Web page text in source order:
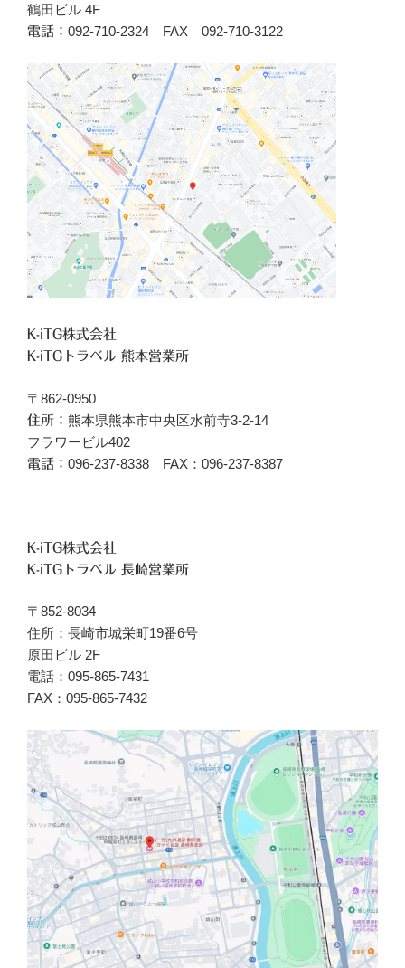
鶴田ビル 4F
電話： 092-710-2324 FAX 092-710-3122
K-iTG株式会社
K-iTGトラベル 熊本営業所
〒862-0950
住所： 熊本県熊本市中央区水前寺3-2-14
フラワービル402
電話： 096‐237-8338 FAX：096-237-8387
K-iTG株式会社
K-iTGトラベル 長崎営業所
〒852-8034
住所：長崎市城栄町19番6号
原田ビル 2F
電話：095-865-7431
FAX：095-865-7432